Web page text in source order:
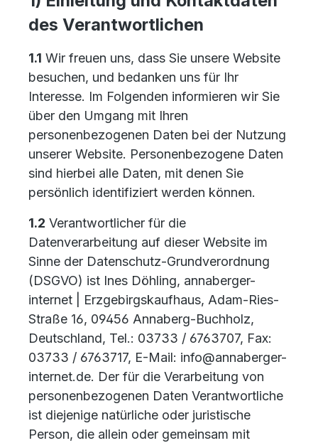
des Verantwortlichen
1.1 Wir freuen uns, dass Sie unsere Website
besuchen, und bedanken uns für Ihr
Interesse. Im Folgenden informieren wir Sie
über den Umgang mit Ihren
personenbezogenen Daten bei der Nutzung
unserer Website. Personenbezogene Daten
sind hierbei alle Daten, mit denen Sie
persönlich identifiziert werden können.
1.2 Verantwortlicher für die
Datenverarbeitung auf dieser Website im
Sinne der Datenschutz-Grundverordnung
(DSGVO) ist Ines Döhling, annaberger-
internet | Erzgebirgskaufhaus, Adam-Ries-
Straße 16, 09456 Annaberg-Buchholz,
Deutschland, Tel.: 03733 / 6763707, Fax:
03733 / 6763717, E-Mail: info@annaberger-
internet.de. Der für die Verarbeitung von
personenbezogenen Daten Verantwortliche
ist diejenige natürliche oder juristische
Person, die allein oder gemeinsam mit